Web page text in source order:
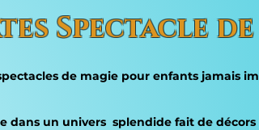
Spectacle de
de magie pour enfants jamais
dans un univers splendide fait de décors